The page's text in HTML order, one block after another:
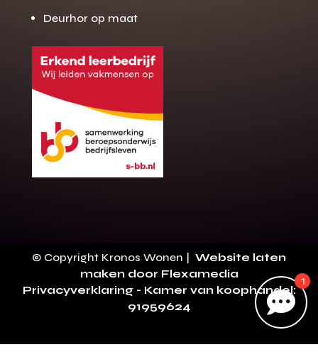
op maat?
Binnen 24 uur jouw gratis offerte
10 jaar garantie op de montage
Gratis inmeting (voorwaarden)
100+ stoffen
Gratis offerte
Direct bellen
Deurhor op maat

1
© Copyright Kronos Wonen | Website laten
maken door Flexamedia
Privacyverklaring - Kamer van koophandel:
91959624